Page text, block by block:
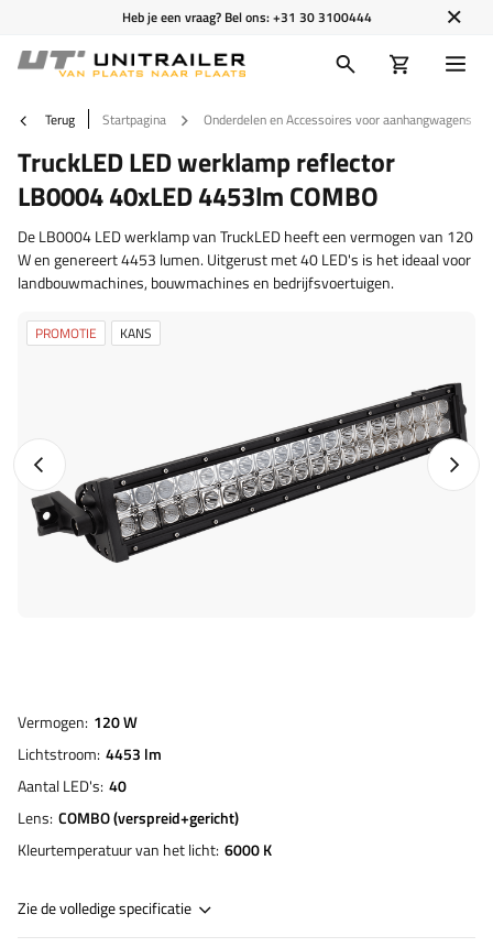
Heb je een vraag? Bel ons:+31 30 3100444
Terug Startpagina Onderdelen en Accessoires voor aanhangwagens
TruckLED LED werklamp reflector
LB0004 40xLED 4453lm COMBO
De LB0004 LED werklamp van TruckLED heeft een vermogen van 120
W en genereert 4453 lumen. Uitgerust met 40 LED's is het ideaal voor
landbouwmachines, bouwmachines en bedrijfsvoertuigen.
Vorige foto
PROMOTIE KANS
Vermogen 120 W
Lichtstroom 4453 lm
Aantal LED's 40
Lens COMBO (verspreid+gericht)
Kleurtemperatuur van het licht 6000 K
Zie de volledige specificatie